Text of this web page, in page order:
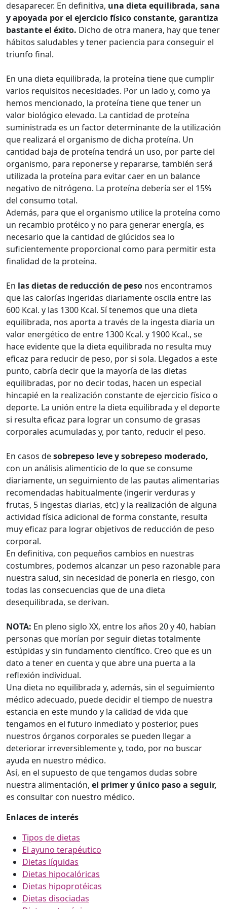
desaparecer. En definitiva, una dieta equilibrada, sana
y apoyada por el ejercicio físico constante, garantiza
bastante el éxito. Dicho de otra manera, hay que tener
hábitos saludables y tener paciencia para conseguir el
triunfo final.
En una dieta equilibrada, la proteína tiene que cumplir
varios requisitos necesidades. Por un lado y, como ya
hemos mencionado, la proteína tiene que tener un
valor biológico elevado. La cantidad de proteína
suministrada es un factor determinante de la utilización
que realizará el organismo de dicha proteína. Un
cantidad baja de proteína tendrá un uso, por parte del
organismo, para reponerse y repararse, también será
utilizada la proteína para evitar caer en un balance
negativo de nitrógeno. La proteína debería ser el 15%
del consumo total.
Además, para que el organismo utilice la proteína como
un recambio protéico y no para generar energía, es
necesario que la cantidad de glúcidos sea lo
suficientemente proporcional como para permitir esta
finalidad de la proteína.
En las dietas de reducción de peso nos encontramos
que las calorías ingeridas diariamente oscila entre las
600 Kcal. y las 1300 Kcal. Sí tenemos que una dieta
equilibrada, nos aporta a través de la ingesta diaria un
valor energético de entre 1300 Kcal. y 1900 Kcal., se
hace evidente que la dieta equilibrada no resulta muy
eficaz para reducir de peso, por si sola. Llegados a este
punto, cabría decir que la mayoría de las dietas
equilibradas, por no decir todas, hacen un especial
hincapié en la realización constante de ejercicio físico o
deporte. La unión entre la dieta equilibrada y el deporte
si resulta eficaz para lograr un consumo de grasas
corporales acumuladas y, por tanto, reducir el peso.
En casos desobrepeso leve y sobrepeso moderado,
con un análisis alimenticio de lo que se consume
diariamente, un seguimiento de las pautas alimentarias
recomendadas habitualmente (ingerir verduras y
frutas, 5 ingestas diarias, etc) y la realización de alguna
actividad física adicional de forma constante, resulta
muy eficaz para lograr objetivos de reducción de peso
corporal.
En definitiva, con pequeños cambios en nuestras
costumbres, podemos alcanzar un peso razonable para
nuestra salud, sin necesidad de ponerla en riesgo, con
todas las consecuencias que de una dieta
desequilibrada, se derivan.
NOTA: En pleno siglo XX, entre los años 20 y 40, habían
personas que morían por seguir dietas totalmente
estúpidas y sin fundamento científico. Creo que es un
dato a tener en cuenta y que abre una puerta a la
reflexión individual.
Una dieta no equilibrada y, además, sin el seguimiento
médico adecuado, puede decidir el tiempo de nuestra
estancia en este mundo y la calidad de vida que
tengamos en el futuro inmediato y posterior, pues
nuestros órganos corporales se pueden llegar a
deteriorar irreversiblemente y, todo, por no buscar
ayuda en nuestro médico.
Así, en el supuesto de que tengamos dudas sobre
nuestra alimentación, el primer y único paso a seguir,
es consultar con nuestro médico.
Enlaces de interés
Tipos de dietas
El ayuno terapéutico
Dietas líquidas
Dietas hipocalóricas
Dietas hipoprotéicas
Dietas disociadas